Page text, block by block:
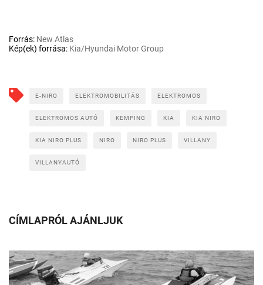
Forrás: New Atlas
Kép(ek) forrása: Kia/Hyundai Motor Group
E-NIRO ELEKTROMOBILITÁS ELEKTROMOS
ELEKTROMOS AUTÓ KEMPING KIA KIA NIRO
KIA NIRO PLUS NIRO NIRO PLUS VILLANY
VILLANYAUTÓ
CÍMLAPRÓL AJÁNLJUK